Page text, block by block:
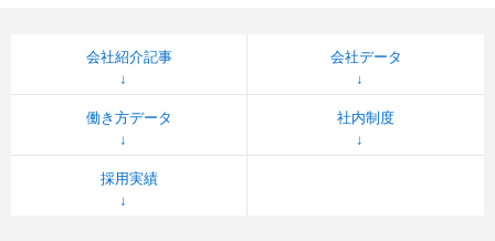
会社紹介記事 会社データ
働き方データ 社内制度
採用実績